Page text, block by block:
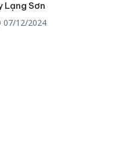
Lạng Sơn
07/12/2024